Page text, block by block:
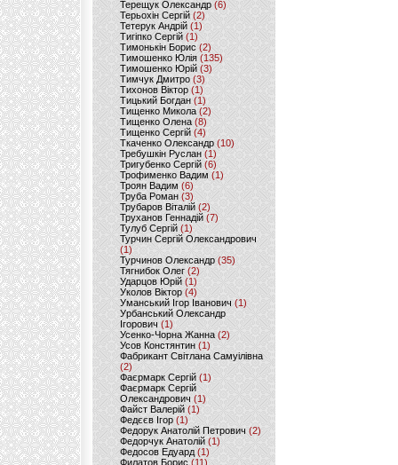
Терещук Олександр(6)
Терьохін Сергій (2)
Тетерук Андрій (1)
Тигіпко Сергій(1)
Тимонькін Борис (2)
Тимошенко Юлія (135)
Тимошенко Юрій(3)
Тимчук Дмитро (3)
Тихонов Віктор (1)
Тицький Богдан (1)
Тищенко Микола (2)
Тищенко Олена (8)
Тищенко Сергій (4)
Ткаченко Олександр (10)
Требушкін Руслан (1)
Тригубенко Сергій(6)
Трофименко Вадим (1)
Троян Вадим (6)
Труба Роман(3)
Трубаров Віталій (2)
Труханов Геннадій (7)
Тулуб Сергій(1)
Турчин Сергій Олександрович
(1)
Турчинов Олександр(35)
Тягнибок Олег (2)
Ударцов Юрій (1)
Уколов Віктор(4)
Уманський Ігор Іванович(1)
Урбанський Олександр
Ігорович (1)
Усенко-Чорна Жанна (2)
Усов Констянтин(1)
Фабрикант Світлана Самуілівна
(2)
Фаєрмарк Сергій(1)
Фаєрмарк Сергій
Олександрович (1)
Файст Валерій(1)
Федєєв Ігор (1)
Федорук Анатолій Петрович (2)
Федорчук Анатолій (1)
Федосов Едуард (1)
Филатов Борис (11)